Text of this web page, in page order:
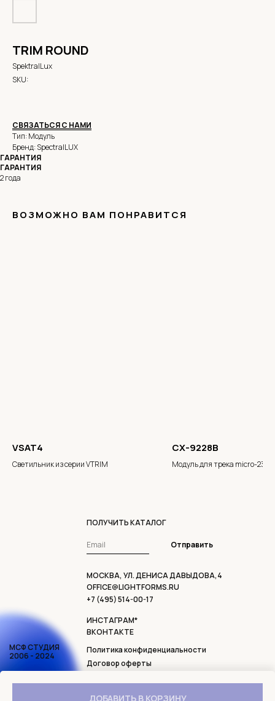
TRIM ROUND
SpektralLux
SKU:
ДОБАВИТЬ В КОРЗИНУ
СВЯЗАТЬСЯ С НАМИ
Тип: Модуль
Бренд: SpectralLUX
ГАРАНТИЯ
ГАРАНТИЯ
2 года
ВОЗМОЖНО ВАМ ПОНРАВИТСЯ
VSAT4
Светильник из серии VTRIM
CX-9228B
Модуль для трека micro-23
МСФ СТУДИЯ
2006 - 2024
МОСКВА, УЛ. ДЕНИСА ДАВЫДОВА,4
ПОЛУЧИТЬ КАТАЛОГ
ИНСТАГРАМ*
ВКОНТАКТЕ
+7 (495) 514-00-17
OFFICE@LIGHTFORMS.RU
Отправить
PLATFORMS INC, INSTAGRAM И FACEBOOK
Политика конфиденциальности
Договор оферты